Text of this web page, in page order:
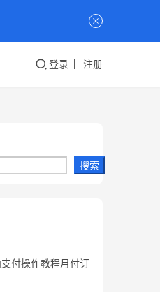
登录 注册
搜索
付操作教程月付订